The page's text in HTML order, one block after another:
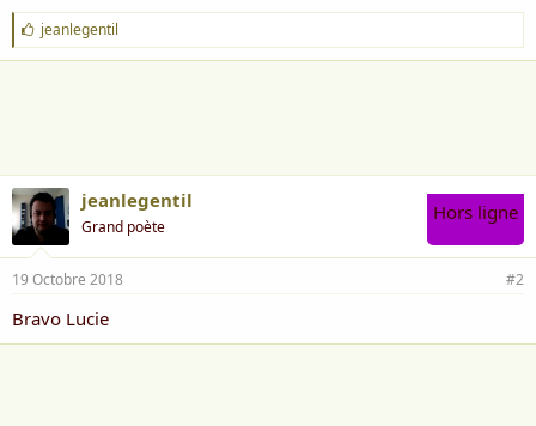
J
'
a
jeanlegentil
jeanlegentil
Grand poète
Hors ligne
19 Octobre 2018 #2
Bravo Lucie